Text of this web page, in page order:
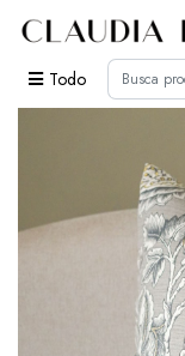
Todo